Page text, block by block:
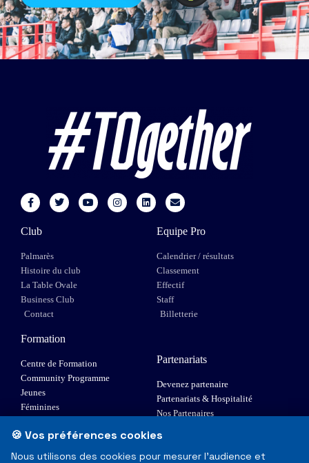
Club
Palmarès
Histoire du club
La Table Ovale
Business Club
Contact
Equipe Pro
Calendrier / résultats
Classement
Effectif
Staff
Billetterie
Formation
Centre de Formation
Community Programme
Jeunes
Féminines
Elite 1
Partenariats
Devenez partenaire
Partenariats & Hospitalité
Nos Partenaires
🍪 Vos préférences cookies
Nous utilisons des cookies pour mesurer l'audience et